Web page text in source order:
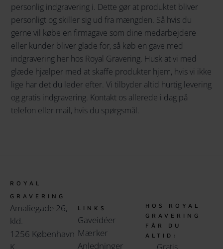
personlig indgravering i. Dette gør at produktet bliver
personligt og skiller sig ud fra mængden. Så hvis du
gerne vil købe en firmagave som dine medarbejdere
eller kunder bliver glade for, så køb en gave med
indgravering her hos Royal Gravering. Husk at vi med
glæde hjælper med at skaffe produkter hjem, hvis vi ikke
lige har det du leder efter. Vi tilbyder altid hurtig levering
og gratis indgravering. Kontakt os allerede i dag på
telefon eller mail, hvis du spørgsmål.
ROYAL
GRAVERING
Amaliegade 26,
kld.
1256 København
K
LINKS
Gaveidéer
Mærker
Anledninger
HOS ROYAL
GRAVERING
FÅR DU
ALTID: